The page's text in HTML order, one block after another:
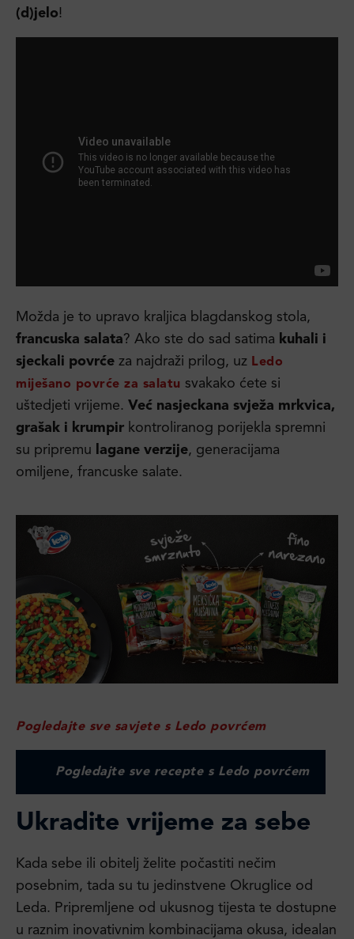
(d)jelo!
Možda je to upravo kraljica blagdanskog stola,
francuska salata? Ako ste do sad satima kuhali i
sjeckali povrće za najdraži prilog, uz
Ledo
miješano povrće za salatu svakako ćete si
uštedjeti vrijeme. Već nasjeckana svježa mrkvica,
grašak i krumpir kontroliranog porijekla spremni
su pripremu lagane verzije, generacijama
omiljene, francuske salate.
Pogledajte sve savjete s Ledo povrćem
Pogledajte sve recepte s Ledo povrćem
Ukradite vrijeme za sebe
Kada sebe ili obitelj želite počastiti nečim
posebnim, tada su tu jedinstvene Okruglice od
Leda. Pripremljene od ukusnog tijesta te dostupne
u raznim inovativnim kombinacijama okusa, idealan